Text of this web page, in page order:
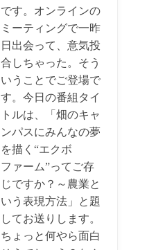
です。オンラインの
ミーティングで一昨
日出会って、意気投
合しちゃった。そう
いうことでご登場で
す。今日の番組タイ
トルは、「畑のキャ
ンパスにみんなの夢
を描く“エクボ
ファーム”ってご存
じですか？～農業と
いう表現方法」と題
してお送りします。
ちょっと何やら面白